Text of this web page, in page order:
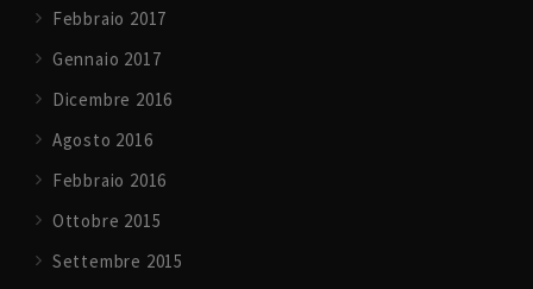
Febbraio 2017
Gennaio 2017
Dicembre 2016
Agosto 2016
Febbraio 2016
Ottobre 2015
Settembre 2015